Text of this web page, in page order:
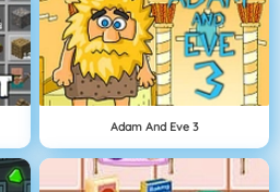
Adam And Eve 3